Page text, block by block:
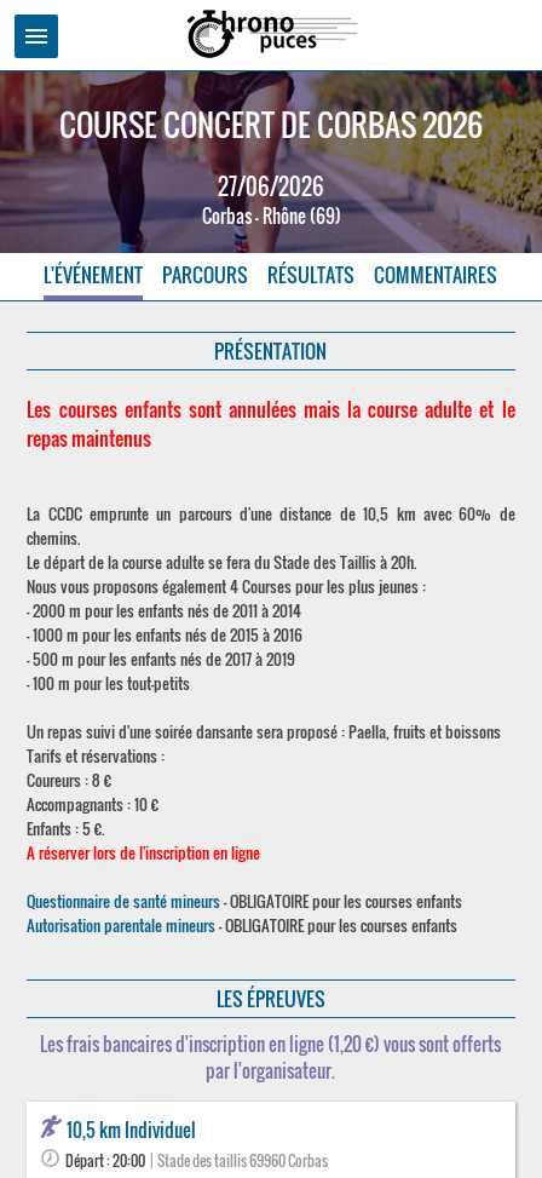
menu
COURSE CONCERT DE CORBAS 2026
27/06/2026
Corbas - Rhône (69)
L'ÉVÉNEMENT PARCOURS RÉSULTATS COMMENTAIRES
PRÉSENTATION
Les courses enfants sont annulées mais la course adulte et le
repas maintenus
La CCDC emprunte un parcours d'une distance de 10,5 km avec 60% de
chemins.
Le départ de la course adulte se fera du Stade des Taillis à 20h.
Nous vous proposons également 4 Courses pour les plus jeunes :
- 2000 m pour les enfants nés de 2011 à 2014
- 1000 m pour les enfants nés de 2015 à 2016
- 500 m pour les enfants nés de 2017 à 2019
- 100 m pour les tout-petits
Un repas suivi d'une soirée dansante sera proposé : Paella, fruits et boissons
Tarifs et réservations :
Coureurs : 8 €
Accompagnants : 10 €
Enfants : 5 €.
A réserver lors de l'inscription en ligne
Questionnaire de santé mineurs- OBLIGATOIRE pour les courses enfants
Autorisation parentale mineurs- OBLIGATOIRE pour les courses enfants
LES ÉPREUVES
Les frais bancaires d'inscription en ligne (1,20 €) vous sont offerts
par l'organisateur.
10,5 km Individuel
Départ : 20:00 | Stade des taillis 69960 Corbas